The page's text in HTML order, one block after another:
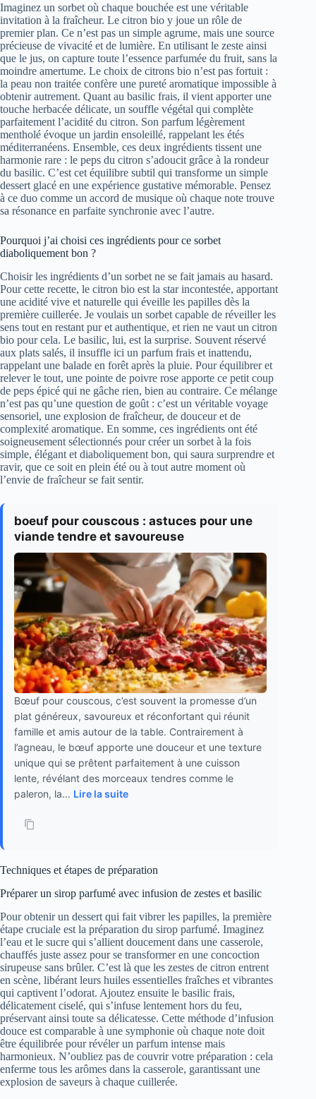
Imaginez un sorbet où chaque bouchée est une véritable
invitation à la fraîcheur. Le citron bio y joue un rôle de
premier plan. Ce n’est pas un simple agrume, mais une source
précieuse de vivacité et de lumière. En utilisant le zeste ainsi
que le jus, on capture toute l’essence parfumée du fruit, sans la
moindre amertume. Le choix de citrons bio n’est pas fortuit :
la peau non traitée confère une pureté aromatique impossible à
obtenir autrement. Quant au basilic frais, il vient apporter une
touche herbacée délicate, un souffle végétal qui complète
parfaitement l’acidité du citron. Son parfum légèrement
mentholé évoque un jardin ensoleillé, rappelant les étés
méditerranéens. Ensemble, ces deux ingrédients tissent une
harmonie rare : le peps du citron s’adoucit grâce à la rondeur
du basilic. C’est cet équilibre subtil qui transforme un simple
dessert glacé en une expérience gustative mémorable. Pensez
à ce duo comme un accord de musique où chaque note trouve
sa résonance en parfaite synchronie avec l’autre.
Pourquoi j’ai choisi ces ingrédients pour ce sorbet
diaboliquement bon ?
Choisir les ingrédients d’un sorbet ne se fait jamais au hasard.
Pour cette recette, le citron bio est la star incontestée, apportant
une acidité vive et naturelle qui éveille les papilles dès la
première cuillerée. Je voulais un sorbet capable de réveiller les
sens tout en restant pur et authentique, et rien ne vaut un citron
bio pour cela. Le basilic, lui, est la surprise. Souvent réservé
aux plats salés, il insuffle ici un parfum frais et inattendu,
rappelant une balade en forêt après la pluie. Pour équilibrer et
relever le tout, une pointe de poivre rose apporte ce petit coup
de peps épicé qui ne gâche rien, bien au contraire. Ce mélange
n’est pas qu’une question de goût : c’est un véritable voyage
sensoriel, une explosion de fraîcheur, de douceur et de
complexité aromatique. En somme, ces ingrédients ont été
soigneusement sélectionnés pour créer un sorbet à la fois
simple, élégant et diaboliquement bon, qui saura surprendre et
ravir, que ce soit en plein été ou à tout autre moment où
l’envie de fraîcheur se fait sentir.
boeuf pour couscous : astuces pour une
viande tendre et savoureuse
Bœuf pour couscous, c’est souvent la promesse d’un
plat généreux, savoureux et réconfortant qui réunit
famille et amis autour de la table. Contrairement à
l’agneau, le bœuf apporte une douceur et une texture
unique qui se prêtent parfaitement à une cuisson
lente, révélant des morceaux tendres comme le
paleron, la... Lire la suite
Techniques et étapes de préparation
Préparer un sirop parfumé avec infusion de zestes et basilic
Pour obtenir un dessert qui fait vibrer les papilles, la première
étape cruciale est la préparation du sirop parfumé. Imaginez
l’eau et le sucre qui s’allient doucement dans une casserole,
chauffés juste assez pour se transformer en une concoction
sirupeuse sans brûler. C’est là que les zestes de citron entrent
en scène, libérant leurs huiles essentielles fraîches et vibrantes
qui captivent l’odorat. Ajoutez ensuite le basilic frais,
délicatement ciselé, qui s’infuse lentement hors du feu,
préservant ainsi toute sa délicatesse. Cette méthode d’infusion
douce est comparable à une symphonie où chaque note doit
être équilibrée pour révéler un parfum intense mais
harmonieux. N’oubliez pas de couvrir votre préparation : cela
enferme tous les arômes dans la casserole, garantissant une
explosion de saveurs à chaque cuillerée.